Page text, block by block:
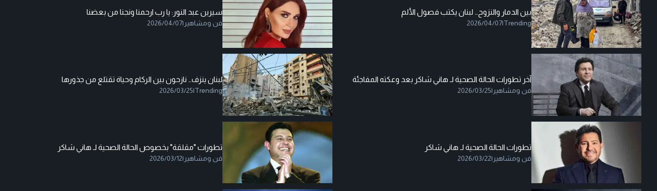
بين الدمار والنزوح… لبنان يكتب فصول الألم
Trending
|
2026/04/07
سيرين عبد النور: يا رب ارحمنا ونجنا من بعضنا
فن ومشاهير |
2026/04/07
آخر تطورات الحالة الصحية لـ هاني شاكر بعد وعكته المفاجئة
فن ومشاهير |
2026/03/25
لبنان ينزف… نازحون بين الركام وحياة تقتلع من جذورها
Trending
|
2026/03/25
تطورات الحالة الصحية لـ هاني شاكر
فن ومشاهير |
2026/03/22
تطورات "مقلقة" بخصوص الحالة الصحية لـ هاني شاكر
فن ومشاهير |
2026/03/12